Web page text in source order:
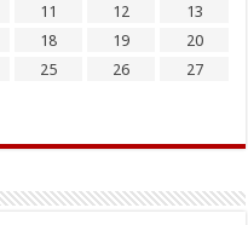
11 12
13
18 19
20
25 26
27